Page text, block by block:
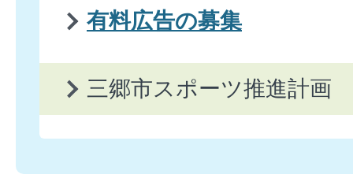
有料広告の募集
三郷市スポーツ推進計画